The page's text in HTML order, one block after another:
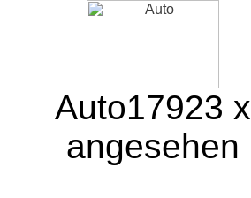
Auto17923 x
angesehen